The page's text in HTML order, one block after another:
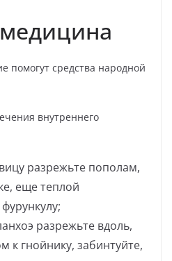
помогут средства народной
внутреннего
разрежьте пополам,
еще теплой
разрежьте вдоль,
к гнойнику, забинтуйте,